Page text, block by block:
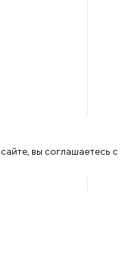
вы соглашаетесь с